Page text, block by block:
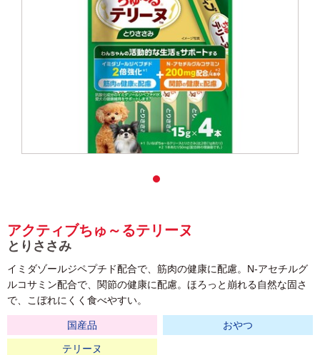
アクティブちゅ～るテリーヌ
とりささみ
イミダゾールジペプチド配合で、筋肉の健康に配慮。N-アセチルグ
ルコサミン配合で、関節の健康に配慮。ほろっと崩れる自然な固さ
で、こぼれにくく食べやすい。
国産品 おやつ
テリーヌ